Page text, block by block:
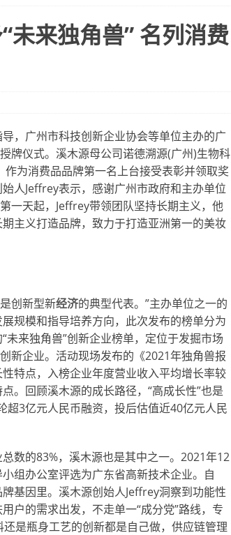
未来独角兽” 名列消费
，广州市科技创新企业协会等单位主办的广
牌仪式。溪木源母公司诺德溯源(广州)生物科
为消费品品牌第一名上台接受表彰并领取奖
人Jeffrey表示，感谢广州市政府和主办单位
一天起，Jeffrey带领团队坚持长期主义，他
主义打造品牌，致力于打造亚洲第一的美妆
创新型新经济的典型代表。”主办单位之一的
规模和指导培养方向，此次发布的榜单分为
来独角兽”创新企业榜单，定位于发掘市场
新企业。活动现场发布的《2021年独角兽报
特点，入榜企业年度营业收入平均增长率较
。回顾溪木源的成长路径，“高成长性”也是
3亿元人民币融资，投后估值近40亿元人民
数的83%，溪木源也是其中之一。2021年12
组办公室评选为广东省高新技术企业。自
基因里。溪木源创始人Jeffrey洞察到功能性
户的需求出发，不走单一“成分党”路线，专
是瓶身工艺的创新都是自己做，供应链管理